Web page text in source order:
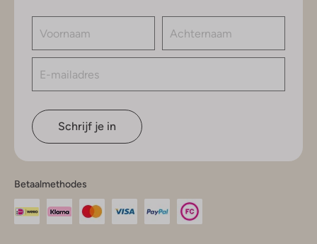
Schrijf je in
Betaalmethodes